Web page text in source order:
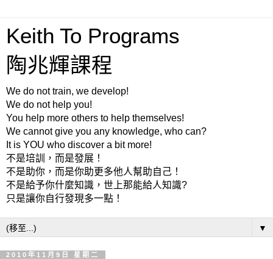
Keith To Programs
陶兆輝課程
We do not train, we develop!
We do not help you!
You help more others to help themselves!
We cannot give you any knowledge, who can?
It is YOU who discover a bit more!
不是培訓，而是發展！
不是助你，而是你助更多他人幫助自己！
不是給予你什麼知識，世上那能給人知識?
只是讓你自行發現多一點！
▼
2010年11月9日 星期二